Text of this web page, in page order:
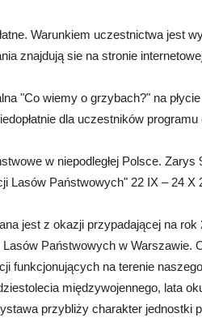
Warunkiem uczestnictwa jest
znajdują sie na stronie
"Co wiemy o grzybach?" na
dla uczestników
w niepodległej Polsce.
Lasów Państwowych" 22 IX – 24 X
jest z okazji przypadającej na
Państwowych w Warszawie.
funkcjonujących na terenie
międzywojennego, lata
przybliży charakter jednostki